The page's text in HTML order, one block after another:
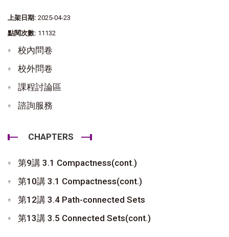
上架日期: 2025-04-23
點閱次數: 11132
校內問卷
校外問卷
課程討論區
諮詢服務
CHAPTERS
第9講 3.1 Compactness(cont.)
第10講 3.1 Compactness(cont.)
第12講 3.4 Path-connected Sets
第13講 3.5 Connected Sets(cont.)